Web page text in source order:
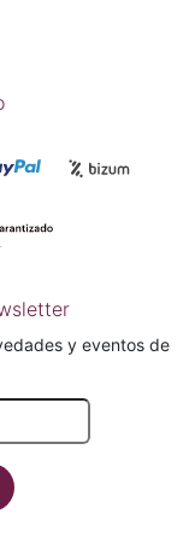
y eventos de